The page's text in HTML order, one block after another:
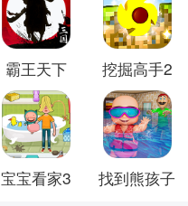
霸王天下 挖掘高手2
宝宝看家3 找到熊孩子